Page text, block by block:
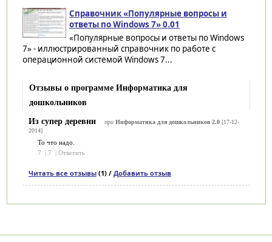
Справочник «Популярные вопросы и
ответы по Windows 7» 0.01
«Популярные вопросы и ответы по Windows
7» - иллюстрированный справочник по работе с
операционной системой Windows 7...
Отзывы о программе Информатика для
дошкольников
Из супер деревни
про Информатика для дошкольников 2.0[17-12-
2014]
То что надо.
7
7 Ответить
Читать все отзывы(1) / Добавить отзыв